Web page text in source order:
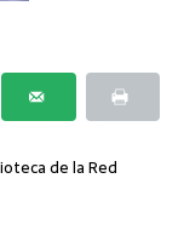
de la Red